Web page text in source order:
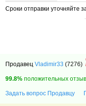
Сроки отправки уточняйте
ПродавецVladimir33 (7276)
99.8% положительных
Задать вопрос Продавцу